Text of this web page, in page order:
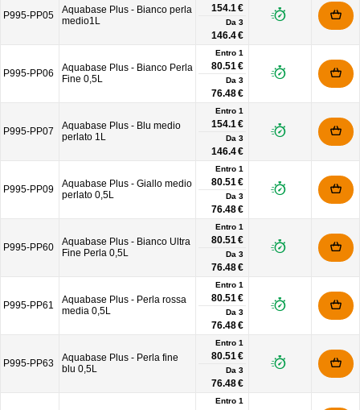
P995-PP05
Aquabase Plus - Bianco perla
medio1L
154.1 €
Da 3
146.4 €
P995-PP06
Aquabase Plus - Bianco Perla
Fine 0,5L
Entro 1
80.51 €
Da 3
76.48 €
P995-PP07
Aquabase Plus - Blu medio
perlato 1L
Entro 1
154.1 €
Da 3
146.4 €
P995-PP09
Aquabase Plus - Giallo medio
perlato 0,5L
Entro 1
80.51 €
Da 3
76.48 €
P995-PP60
Aquabase Plus - Bianco Ultra
Fine Perla 0,5L
Entro 1
80.51 €
Da 3
76.48 €
P995-PP61
Aquabase Plus - Perla rossa
media 0,5L
Entro 1
80.51 €
Da 3
76.48 €
P995-PP63
Aquabase Plus - Perla fine
blu 0,5L
Entro 1
80.51 €
Da 3
76.48 €
Entro 1